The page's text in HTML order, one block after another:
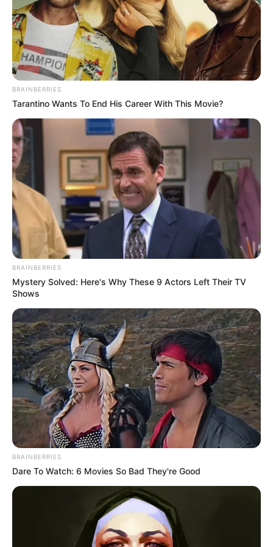
más equilibrada para proteger la economía.
COMPARTIR
ALERTA BOGOTÁ EN GOOGLE NEWS
TEMAS RELACIONADOS
NOTICIAS ANTIOQUIA
ALERTA HOSPITALARIA
OCUPACIÓN DE CAMAS
OCUPACIÓN UCI
PANDEMIA
CORONAVIRUS
ALERTA PAISA
MANTÉNGASE EN ALERTA
Tenemos todas las noticias que le
favor, active las notificaciones de Alerta.
ACTIVAR AHORA
TEMAS DESTACADOS
EMERGENCIAS POR LLUVIAS
METRO DE MEDELLÍN
ELECCIONES PRESIDENCIALES
MARINILLA - ANTIOQUIA
EPM
BRAINBERRIES
Tarantino Wants To End His Career With This Movie?
BRAINBERRIES
Mystery Solved: Here's Why These 9 Actors Left Their TV
Shows
BRAINBERRIES
Dare To Watch: 6 Movies So Bad They're Good